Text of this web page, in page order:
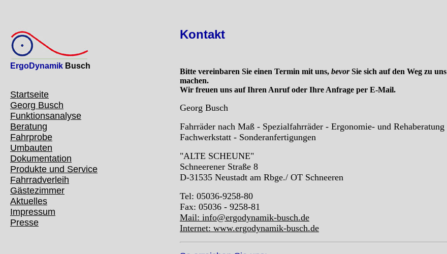
ErgoDynamik Busch
Startseite
Georg Busch
Funktionsanalyse
Beratung
Fahrprobe
Umbauten
Dokumentation
Produkte und Service
Fahrradverleih
Gästezimmer
Aktuelles
Impressum
Presse
Kontakt
Bitte vereinbaren Sie einen Termin mit uns, bevorSie sich auf den Weg zu uns
machen.
Wir freuen uns auf Ihren Anruf oder Ihre Anfrage per E-Mail.
Georg Busch
Fahrräder nach Maß - Spezialfahrräder - Ergonomie- und Rehaberatung
Fachwerkstatt - Sonderanfertigungen
"ALTE SCHEUNE"
Schneerener Straße 8
D-31535 Neustadt am Rbge./ OT Schneeren
Tel: 05036-9258-80
Fax: 05036 - 9258-81
Mail: info@ergodynamik-busch.de
Internet: www.ergodynamik-busch.de